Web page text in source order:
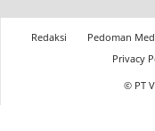
Redaksi Pedoman
Privacy
© PT